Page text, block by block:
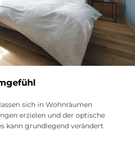
sich in Wohnräumen
erzielen und der optische
kann grundlegend verändert